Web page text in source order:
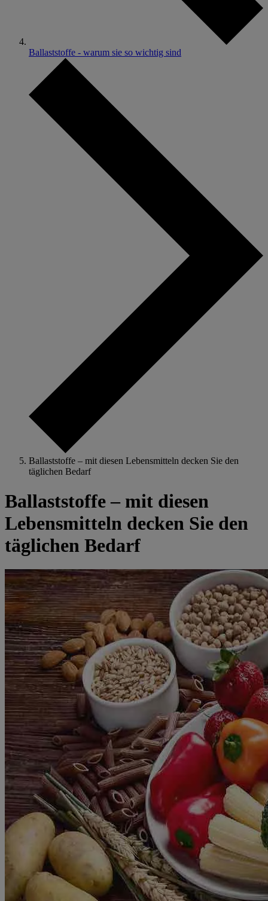
Ballaststoffe - warum sie so wichtig sind
Ballaststoffe – mit diesen Lebensmitteln decken Sie den
täglichen Bedarf
Ballaststoffe – mit diesen
Lebensmitteln decken Sie den
täglichen Bedarf